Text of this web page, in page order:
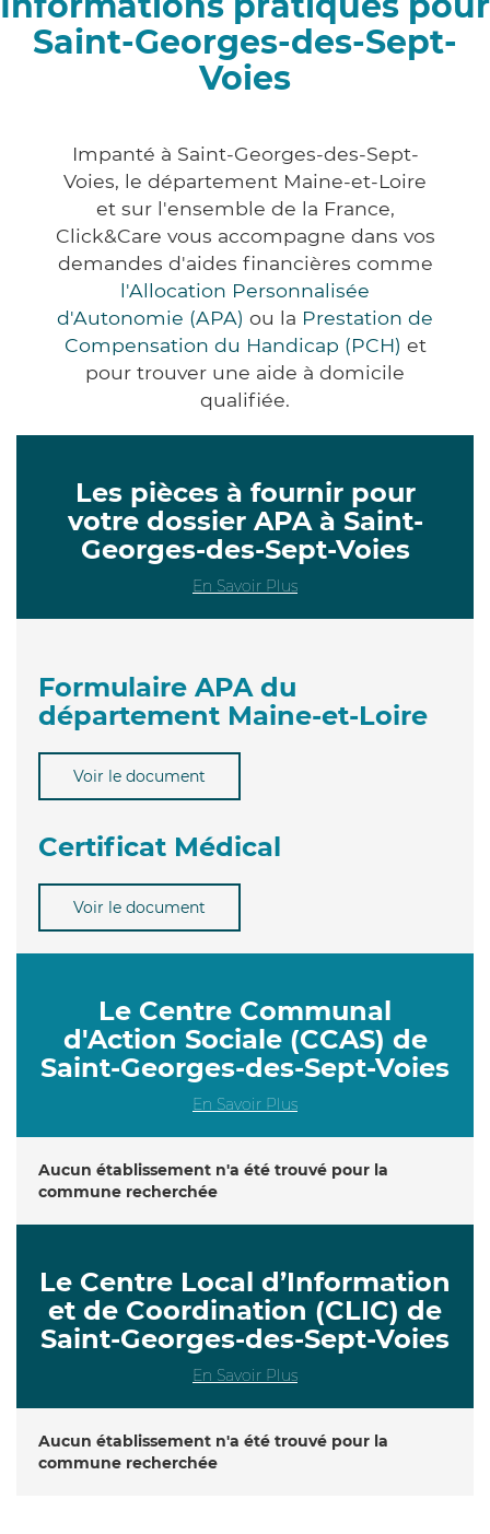
Saint-Georges-des-Sept-
Voies
Impanté à Saint-Georges-des-Sept-
Voies, le département Maine-et-Loire
et sur l'ensemble de la France,
Click&Care vous accompagne dans vos
demandes d'aides financières comme
l'Allocation Personnalisée
d'Autonomie (APA) ou la Prestation de
Compensation du Handicap (PCH) et
pour trouver une aide à domicile
qualifiée.
Les pièces à fournir pour
votre dossier APA à Saint-
Georges-des-Sept-Voies
En Savoir Plus
Formulaire APA du
département Maine-et-Loire
Voir le document
Certificat Médical
Voir le document
Le Centre Communal
d'Action Sociale (CCAS) de
Saint-Georges-des-Sept-Voies
En Savoir Plus
Aucun établissement n'a été trouvé pour la
commune recherchée
Le Centre Local d’Information
et de Coordination (CLIC) de
Saint-Georges-des-Sept-Voies
En Savoir Plus
Aucun établissement n'a été trouvé pour la
commune recherchée